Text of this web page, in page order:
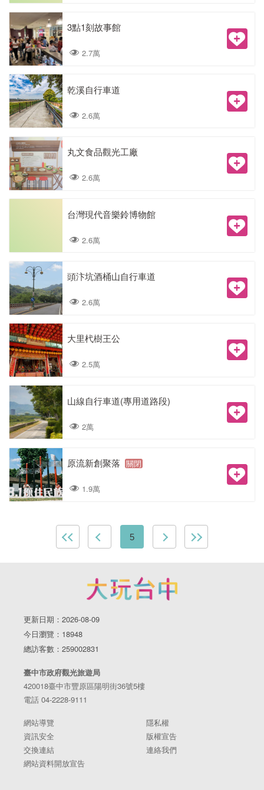
3點1刻故事館
2.7萬
乾溪自行車道
2.6萬
丸文食品觀光工廠
2.6萬
台灣現代音樂鈴博物館
2.6萬
頭汴坑酒桶山自行車道
2.6萬
大里杙樹王公
2.5萬
山線自行車道(專用道路段)
2萬
原流新創聚落 關閉
1.9萬
5
更新日期：2026-08-09
今日瀏覽：18948
總訪客數：259002831
臺中市政府觀光旅遊局
420018臺中市豐原區陽明街36號5樓
電話 04-2228-9111
網站導覽
隱私權
資訊安全
版權宣告
交換連結
連絡我們
網站資料開放宣告